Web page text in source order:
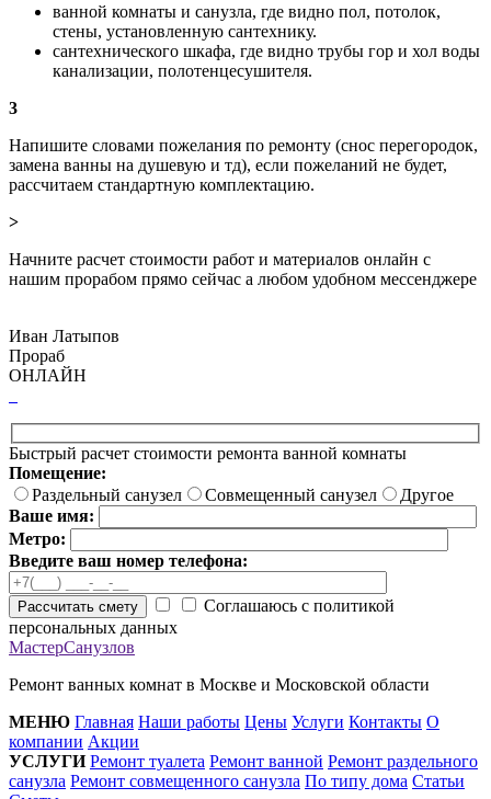
ванной комнаты и санузла, где видно пол, потолок,
стены, установленную сантехнику.
сантехнического шкафа, где видно трубы гор и хол воды
канализации, полотенцесушителя.
3
Напишите словами пожелания по ремонту (снос перегородок,
замена ванны на душевую и тд), если пожеланий не будет,
рассчитаем стандартную комплектацию.
>
Начните расчет стоимости работ и материалов онлайн с
нашим прорабом прямо сейчас а любом удобном мессенджере
Иван Латыпов
Прораб
ОНЛАЙН
Быстрый расчет стоимости ремонта ванной комнаты
Помещение:
Раздельный санузел
Совмещенный санузел
Другое
Ваше имя:
Метро:
Введите ваш номер телефона:
Рассчитать смету
Соглашаюсь с политикой
персональных данных
МастерСанузлов
Ремонт ванных комнат в Москве и Московской области
МЕНЮ Главная Наши работы Цены Услуги Контакты О
компании Акции
УСЛУГИ Ремонт туалета Ремонт ванной Ремонт раздельного
санузла Ремонт совмещенного санузла По типу дома Статьи